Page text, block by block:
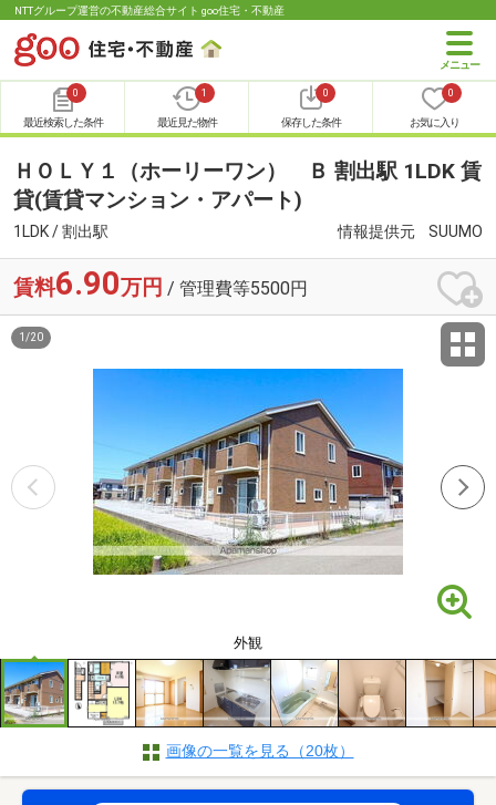
NTTグループ運営の不動産総合サイト goo住宅・不動産
0
最近検索した条件
1
最近見た物件
0
保存した条件
0
お気に入り
ＨＯＬＹ１（ホーリーワン） Ｂ 割出駅 1LDK 賃
貸(賃貸マンション・アパート)
1LDK / 割出駅 情報提供元 SUUMO
賃料6.90万円 / 管理費等5500円
外観
1 /20
画像の一覧を見る（20枚）